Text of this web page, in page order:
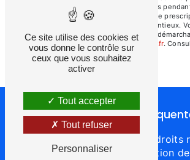
demandé. Nous conservons vos données
prise de contact puis pendant la durée de
fins probatoires et de gestion des contentieux.
vous inscrire sur la liste d'opposition au
disponible à cette adresse:
Bloctel.gouv.fr.
pour plus d’informations sur vos droits.
Recherches
- 2026 - Tous droits
Mentions légales
Gestion
Ce site utilise des cookies et
vous donne le contrôle sur
ceux que vous souhaitez
activer
Tout accepter
Tout refuser
Personnaliser